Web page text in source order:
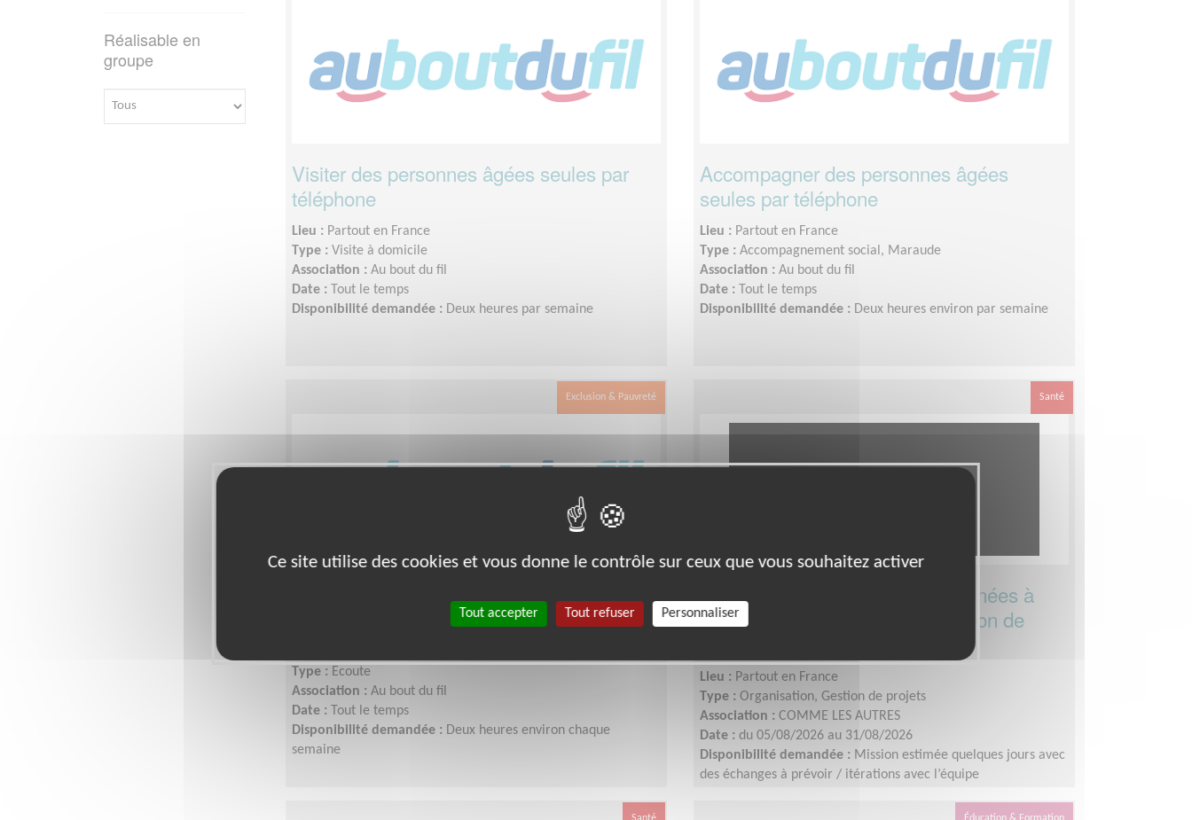
Réalisable en
groupe
Visiter des personnes âgées seules par
téléphone
Lieu : Partout en France
Type : Visite à domicile
Association : Au bout du fil
Date :
Tout le temps
Disponibilité demandée : Deux heures par semaine
Accompagner des personnes âgées
seules par téléphone
Lieu : Partout en France
Type : Accompagnement social, Maraude
Association : Au bout du fil
Date :
Tout le temps
Disponibilité demandée : Deux heures environ par semaine
Exclusion & Pauvreté
Bavarder avec des personnes âgées
seules par téléphone
Type : Ecoute
Association : Au bout du fil
Date :
Tout le temps
Disponibilité demandée : Deux heures environ chaque
semaine
Santé
Monter des vidéos mobilité destinées à
nos bénéficiaires d'une association de
Lieu : Partout en France
Type : Organisation, Gestion de projets
Association : COMME LES AUTRES
Date : du 05/08/2026 au 31/08/2026
Disponibilité demandée : Mission estimée quelques jours avec
des échanges à prévoir / itérations avec l’équipe
du profil : idéalement avant le 10 juillet 2026. Montage : à
Ce site utilise des cookies et vous donne le contrôle sur ceux que vous souhaitez activer
Tout accepter Tout refuser Personnaliser